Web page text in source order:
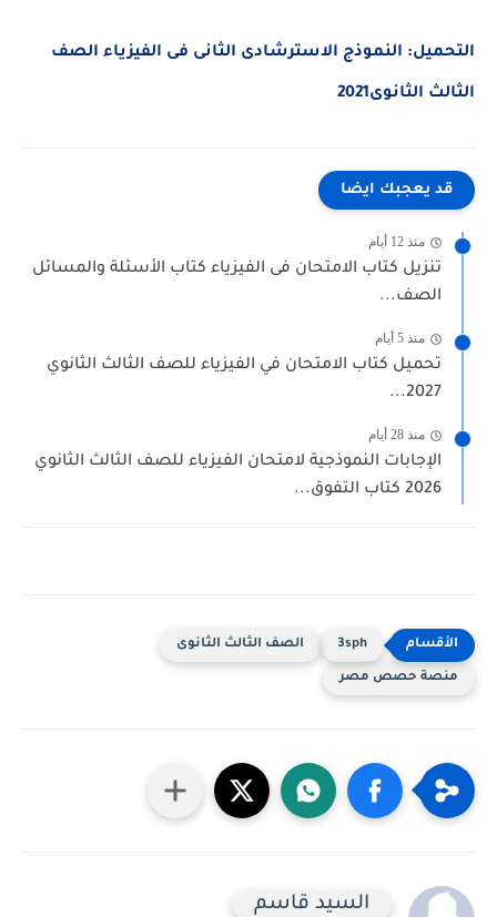
التحميل: النموذج الاسترشادى الثانى فى الفيزياء الصف
الثالث الثانوى2021
قد يعجبك ايضا
منذ 12 أيام
تنزيل كتاب الامتحان فى الفيزياء كتاب الأسئلة والمسائل
الصف...
منذ 5 أيام
تحميل كتاب الامتحان في الفيزياء للصف الثالث الثانوي
2027...
منذ 28 أيام
الإجابات النموذجية لامتحان الفيزياء للصف الثالث الثانوي
2026 كتاب التفوق...
3sph الصف الثالث الثانوى
منصة حصص مصر
السيد قاسم